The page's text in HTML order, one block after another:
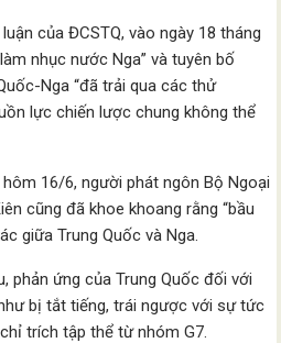
của ĐCSTQ, vào ngày 18 tháng
nhục nước Nga” và tuyên bố
Nga “đã trải qua các thử
lực chiến lược chung không thể
16/6, người phát ngôn Bộ Ngoại
cũng đã khoe khoang rằng “bầu
giữa Trung Quốc và Nga.
phản ứng của Trung Quốc đối với
bị tắt tiếng, trái ngược với sự tức
trích tập thể từ nhóm G7.